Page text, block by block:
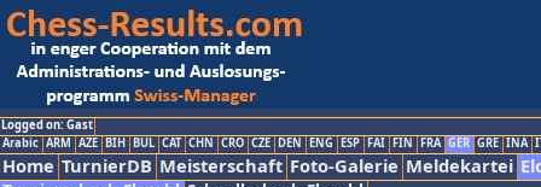
Logged on: Gast
Arabic ARM AZE BIH BUL CAT CHN CRO CZE DEN ENG ESP FAI FIN FRA GER GRE INA
Home TurnierDB Meisterschaft Foto-Galerie Meldekartei